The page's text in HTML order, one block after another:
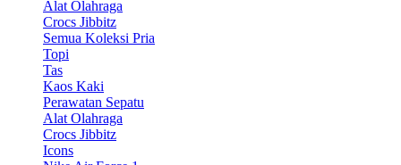
Alat Olahraga
Crocs Jibbitz
Semua Koleksi Pria
Topi
Tas
Kaos Kaki
Perawatan Sepatu
Alat Olahraga
Crocs Jibbitz
Icons